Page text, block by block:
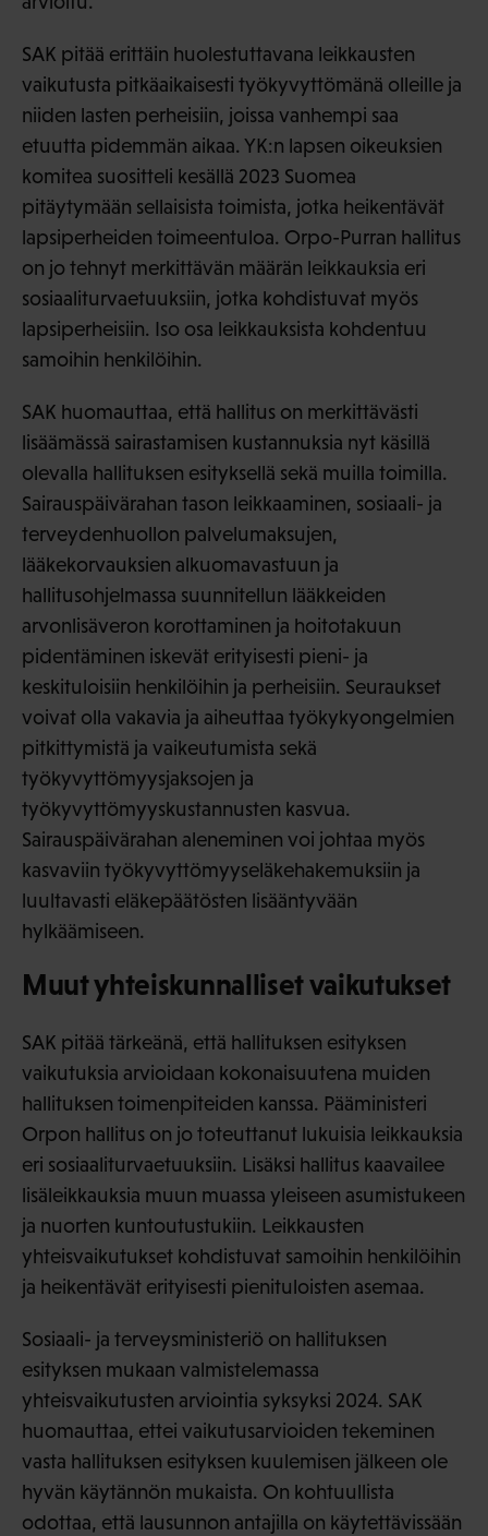
SAK pitää erittäin huolestuttavana leikkausten
vaikutusta pitkäaikaisesti työkyvyttömänä olleille ja
niiden lasten perheisiin, joissa vanhempi saa
etuutta pidemmän aikaa. YK:n lapsen oikeuksien
komitea suositteli kesällä 2023 Suomea
pitäytymään sellaisista toimista, jotka heikentävät
lapsiperheiden toimeentuloa. Orpo-Purran hallitus
on jo tehnyt merkittävän määrän leikkauksia eri
sosiaaliturvaetuuksiin, jotka kohdistuvat myös
lapsiperheisiin. Iso osa leikkauksista kohdentuu
samoihin henkilöihin.
SAK huomauttaa, että hallitus on merkittävästi
lisäämässä sairastamisen kustannuksia nyt käsillä
olevalla hallituksen esityksellä sekä muilla toimilla.
Sairauspäivärahan tason leikkaaminen, sosiaali- ja
terveydenhuollon palvelumaksujen,
lääkekorvauksien alkuomavastuun ja
hallitusohjelmassa suunnitellun lääkkeiden
arvonlisäveron korottaminen ja hoitotakuun
pidentäminen iskevät erityisesti pieni- ja
keskituloisiin henkilöihin ja perheisiin. Seuraukset
voivat olla vakavia ja aiheuttaa työkykyongelmien
pitkittymistä ja vaikeutumista sekä
työkyvyttömyysjaksojen ja
työkyvyttömyyskustannusten kasvua.
Sairauspäivärahan aleneminen voi johtaa myös
kasvaviin työkyvyttömyyseläkehakemuksiin ja
luultavasti eläkepäätösten lisääntyvään
hylkäämiseen.
Muut yhteiskunnalliset vaikutukset
SAK pitää tärkeänä, että hallituksen esityksen
vaikutuksia arvioidaan kokonaisuutena muiden
hallituksen toimenpiteiden kanssa. Pääministeri
Orpon hallitus on jo toteuttanut lukuisia leikkauksia
eri sosiaaliturvaetuuksiin. Lisäksi hallitus kaavailee
lisäleikkauksia muun muassa yleiseen asumistukeen
ja nuorten kuntoutustukiin. Leikkausten
yhteisvaikutukset kohdistuvat samoihin henkilöihin
ja heikentävät erityisesti pienituloisten asemaa.
Sosiaali- ja terveysministeriö on hallituksen
esityksen mukaan valmistelemassa
yhteisvaikutusten arviointia syksyksi 2024. SAK
huomauttaa, ettei vaikutusarvioiden tekeminen
vasta hallituksen esityksen kuulemisen jälkeen ole
hyvän käytännön mukaista. On kohtuullista
odottaa, että lausunnon antajilla on käytettävissään